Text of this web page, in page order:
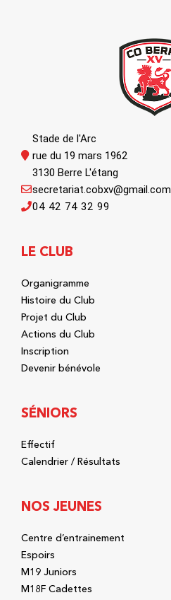
Stade de l'Arc
rue du 19 mars 1962
3130 Berre L'étang
04 42 74 32 99
secretariat.cobxv@gmail.com
LE CLUB
Organigramme
Histoire du Club
Projet du Club
Actions du Club
Inscription
Devenir bénévole
SÉNIORS
Effectif
Calendrier / Résultats
NOS JEUNES
Centre d’entrainement
Espoirs
M19 Juniors
M18F Cadettes